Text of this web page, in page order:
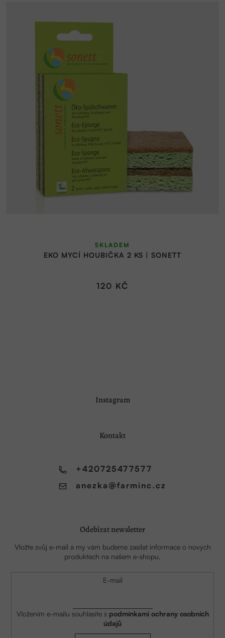
EKO MYCÍ HOUBIČKA 2 KS | SONETT
SKLADEM
120 KČ
Instagram
Kontakt
anezka @farminc.cz
+420725477577
Odebírat newsletter
Vložte svůj e-mail a my vám budeme zasílat informace o nových
produktech na našem e-shopu.
E-mail
Vložením e-mailu souhlasíte s podmínkami ochrany osobních
údajů